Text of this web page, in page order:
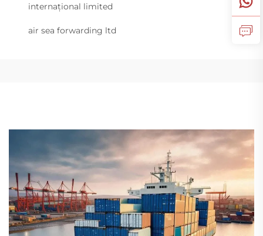
internațional limited
air sea forwarding ltd